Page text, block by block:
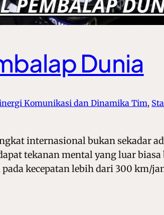
Dunia
Komunikasi dan Dinamika Tim,
internasional bukan sekadar
tekanan mental yang luar biasa
kecepatan lebih dari 300 km/